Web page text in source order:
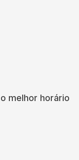
melhor horário